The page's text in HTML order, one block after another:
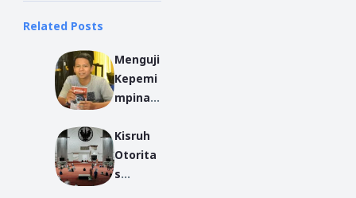
Related Posts
Menguji
Kepemi
mpinan
o dalam
Mengat
asi
Kisruh
Otorita
s